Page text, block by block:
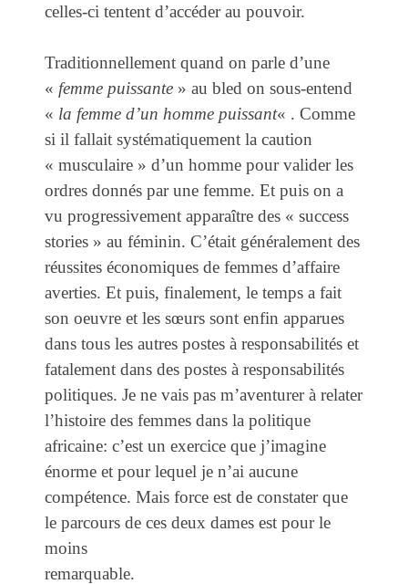
celles-ci tentent d’accéder au pouvoir.
Traditionnellement quand on parle d’une
« femme puissante » au bled on sous-entend
« la femme d’un homme puissant« . Comme
si il fallait systématiquement la caution
« musculaire » d’un homme pour valider les
ordres donnés par une femme. Et puis on a
vu progressivement apparaître des « success
stories » au féminin. C’était généralement des
réussites économiques de femmes d’affaire
averties. Et puis, finalement, le temps a fait
son oeuvre et les sœurs sont enfin apparues
dans tous les autres postes à responsabilités et
fatalement dans des postes à responsabilités
politiques. Je ne vais pas m’aventurer à relater
l’histoire des femmes dans la politique
africaine: c’est un exercice que j’imagine
énorme et pour lequel je n’ai aucune
compétence. Mais force est de constater que
le parcours de ces deux dames est pour le
moins
remarquable.